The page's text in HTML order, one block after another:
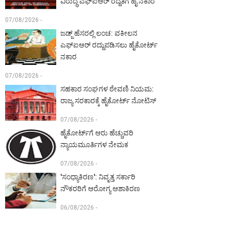
07/08/2026 -
ಜಡ್ಜ್ ಹೆಸರಲ್ಲಿ ಲಂಚ: ವಕೀಲನ
ಎಫ್‌ಐಆರ್ ರದ್ದುಪಡಿಸಲು ಹೈಕೋರ್ಟ್
ನಕಾರ
07/08/2026 -
ಸಹಕಾರ ಸಂಘಗಳ ಠೇವಣಿ ನಿಯಮ:
ರಾಜ್ಯ ಸರಕಾರಕ್ಕೆ ಹೈಕೋರ್ಟ್ ನೋಟಿಸ್
07/08/2026 -
ಹೈಕೋರ್ಟ್‌ಗೆ ಆರು ಹೆಚ್ಚುವರಿ
ನ್ಯಾಯಮೂರ್ತಿಗಳ ನೇಮಕ
07/08/2026 -
'ಸಂಧ್ಯಾಕಿರಣ': ನಿವೃತ್ತ ಸರ್ಕಾರಿ
ನೌಕರರಿಗೆ ಆರೋಗ್ಯ ಆಶಾಕಿರಣ
06/08/2026 -